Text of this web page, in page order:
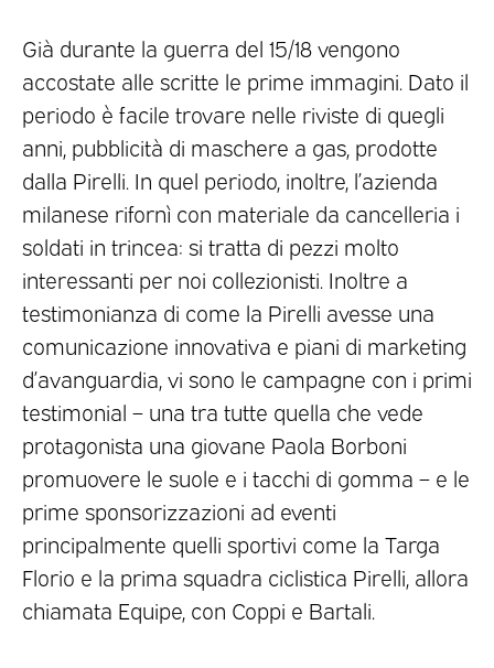
Già durante la guerra del 15/18 vengono
accostate alle scritte le prime immagini. Dato il
periodo è facile trovare nelle riviste di quegli
anni, pubblicità di maschere a gas, prodotte
dalla Pirelli. In quel periodo, inoltre, l’azienda
milanese rifornì con materiale da cancelleria i
soldati in trincea: si tratta di pezzi molto
interessanti per noi collezionisti. Inoltre a
testimonianza di come la Pirelli avesse una
comunicazione innovativa e piani di marketing
d’avanguardia, vi sono le campagne con i primi
testimonial – una tra tutte quella che vede
protagonista una giovane Paola Borboni
promuovere le suole e i tacchi di gomma – e le
prime sponsorizzazioni ad eventi
principalmente quelli sportivi come la Targa
Florio e la prima squadra ciclistica Pirelli, allora
chiamata Equipe, con Coppi e Bartali.